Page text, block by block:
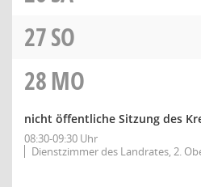
27SO
28MO
nicht öffentliche Sitzung des
08:30-09:30 Uhr
Dienstzimmer des Landrates, 2.